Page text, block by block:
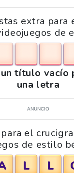
extra para
de
título vacío
una letra
ANUNCIO
el
de estilo
L L